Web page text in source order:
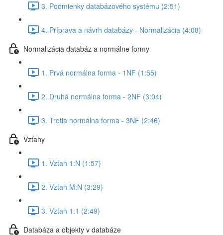
3. Podmienky databázového systému (2:51)
4. Príprava a návrh databázy - Normalizácia (4:08)
Normalizácia databáz a normálne formy
1. Prvá normálna forma - 1NF (1:55)
2. Druhá normálna forma - 2NF (3:04)
3. Tretia normálna forma - 3NF (2:46)
Vzťahy
1. Vzťah 1:N (1:57)
2. Vzťah M:N (3:29)
3. Vzťah 1:1 (2:49)
Databáza a objekty v databáze